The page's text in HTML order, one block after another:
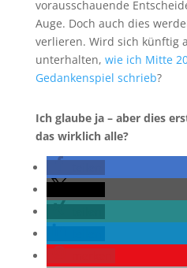
vorausschauende
Auge. Doch auch dies
verlieren. Wird sich künftig
unterhalten, wie ich Mitte
Gedankenspiel schrieb?
Ich glaube ja – aber dies
das wirklich alle?